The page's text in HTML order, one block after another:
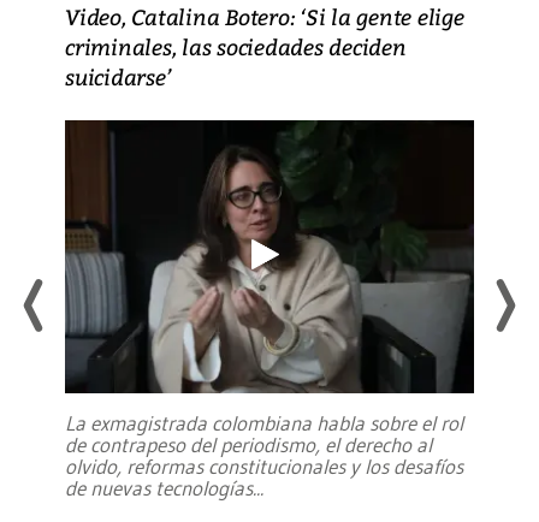
Video, Catalina Botero: ‘Si la gente elige
criminales, las sociedades deciden
suicidarse’
La exmagistrada colombiana habla sobre el rol
de contrapeso del periodismo, el derecho al
olvido, reformas constitucionales y los desafíos
de nuevas tecnologías...